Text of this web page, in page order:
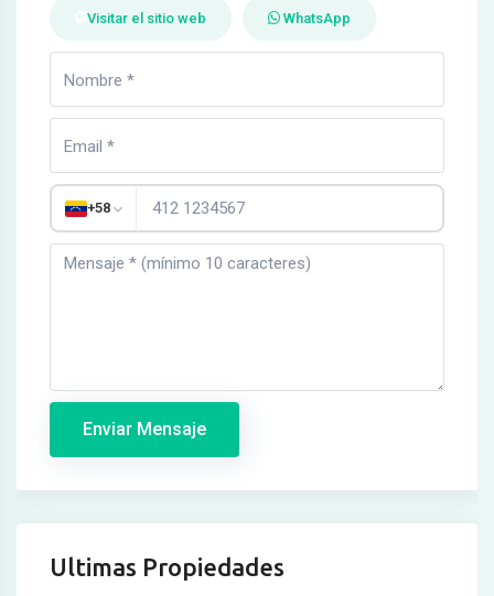
Visitar el sitio web WhatsApp
+58
Enviar Mensaje
Ultimas Propiedades